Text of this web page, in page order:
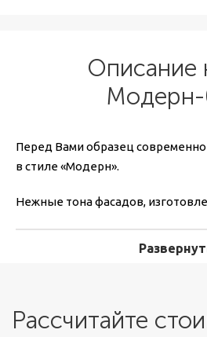
Описание
Перед Вами образец
в стиле «Модерн».
Нежные тона фасадов,
цветами интерьера кухни.
интерьеры. На фото кухня на
Рассчитайте